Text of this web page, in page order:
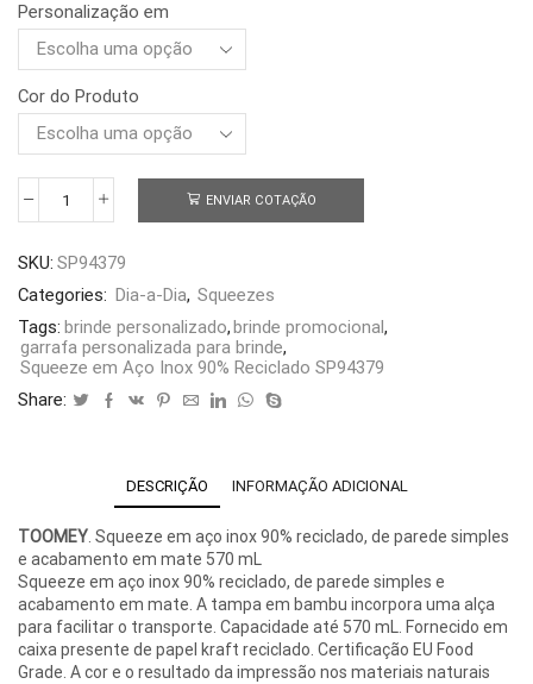
Personalização em
Cor do Produto
Squeeze
em
Inox
90%
SP94379
quantidade
ENVIAR COTAÇÃO
SKU: SP94379
Categories: Dia-a-Dia, Squeezes
Tags: brinde personalizado,brinde promocional,
garrafa personalizada para brinde,
Squeeze em Aço Inox 90% Reciclado SP94379
Share:
DESCRIÇÃO INFORMAÇÃO ADICIONAL
TOOMEY . Squeeze em aço inox 90% reciclado, de parede simples
e acabamento em mate 570 mL
Squeeze em aço inox 90% reciclado, de parede simples e
acabamento em mate. A tampa em bambu incorpora uma alça
para facilitar o transporte. Capacidade até 570 mL. Fornecido em
caixa presente de papel kraft reciclado. Certificação EU Food
Grade. A cor e o resultado da impressão nos materiais naturais